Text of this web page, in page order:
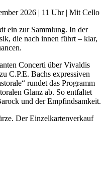
2026 | 11 Uhr | Mit Cello
ein zur Sammlung. In der
die nach innen führt – klar,
Concerti über Vivaldis
C.P.E. Bachs expressiven
rundet das Programm
Glanz ab. So entfaltet
und der Empfindsamkeit.
Der Einzelkartenverkauf